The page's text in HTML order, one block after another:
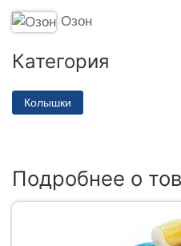
Озон
Категория
Колышки
Подробнее о